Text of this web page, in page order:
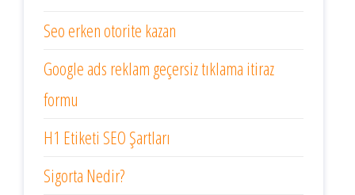
Seo erken otorite kazan
Google ads reklam geçersiz tıklama itiraz
formu
H1 Etiketi SEO Şartları
Sigorta Nedir?